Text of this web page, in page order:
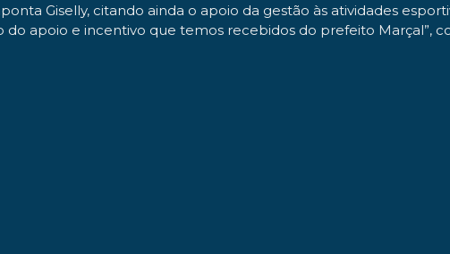
Giselly, citando ainda o apoio da gestão às atividades
do apoio e incentivo que temos recebidos do prefeito Marçal”,